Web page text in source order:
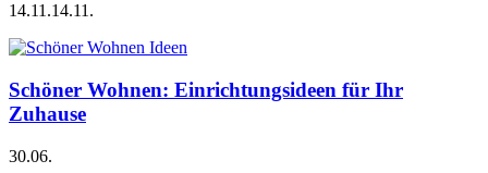
14.11.14.11.
Schöner Wohnen: Einrichtungsideen für Ihr
Zuhause
30.06.